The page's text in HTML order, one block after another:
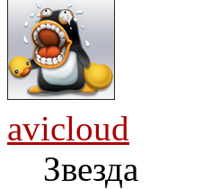
avicloud
Звезда